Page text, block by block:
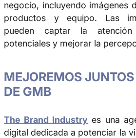
negocio, incluyendo imágenes
productos y equipo. Las
pueden captar la
potenciales y mejorar la
MEJOREMOS
DE GMB
The Brand Industry es una
digital dedicada a potenciar la